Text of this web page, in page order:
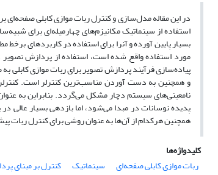
در این مقاله مدل‌سازی و کنترل ربات موازی کابلی
استفاده از سینماتیک مکانیزم‌های چهارمیله‌ای برای
بسیار پایین آورده و آنرا برای استفاده در کاربردهای
مورد استفاده واقع شده است، استفاده از پردازش
پیاده‌سازی فر‌آیند پردازش تصویر برای ربات موازی کابلی
و همچنین به دست آوردن مناسب‌ترین کنترلر است.
نامعینی‌های سیستم دچار مشکل می‌گردد. بنابراین به
پدیده نوسانات در مبدا می‌شود، اما بازدهی بسیار عالی
همچنین هرکدام از آن‌ها به عنوان روشی برای کنترل ربات
کلیدواژه‌ها
ربات موازی کابلی صفحه‌ای
سینماتیک کنترل بر مبنای